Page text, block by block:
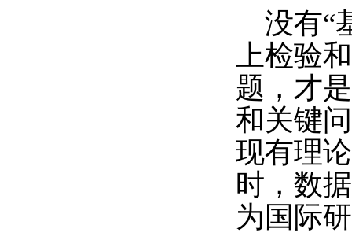
没有“
上检验
题，才
和关键
现有理
时，数
为国际